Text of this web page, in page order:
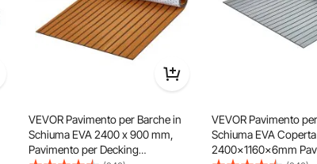
VEVOR Pavimento per Barche in
Schiuma EVA 2400 x 900 mm,
Pavimento per Decking
VEVOR Pavimento
Schiuma EVA
2400x1160x6mm